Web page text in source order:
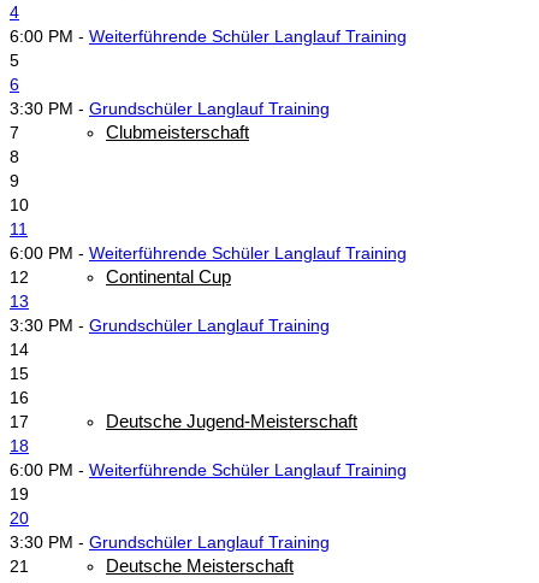
Clubmeisterschaft
Continental Cup
Deutsche Jugend-Meisterschaft
Deutsche Meisterschaft
4
6:00 PM - Weiterführende Schüler Langlauf Training
5
6
3:30 PM - Grundschüler Langlauf Training
7
8
9
10
11
6:00 PM - Weiterführende Schüler Langlauf Training
12
13
3:30 PM - Grundschüler Langlauf Training
14
15
16
17
18
6:00 PM - Weiterführende Schüler Langlauf Training
19
20
3:30 PM - Grundschüler Langlauf Training
21